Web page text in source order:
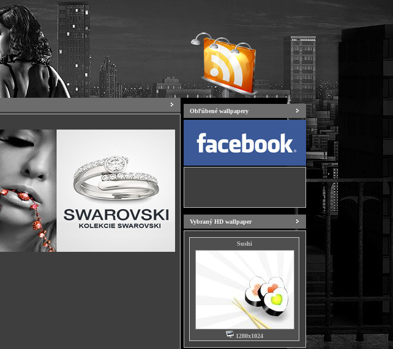
Obľúbené wallpapery
Vybraný HD wallpaper
Sushi
1280x1024